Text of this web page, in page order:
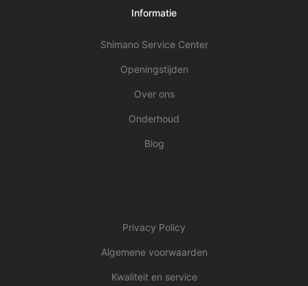
Informatie
Shimano Service Center
Openingstijden
Over ons
Onderhoud
Blog
Privacy Policy
Algemene voorwaarden
Kwaliteit en service